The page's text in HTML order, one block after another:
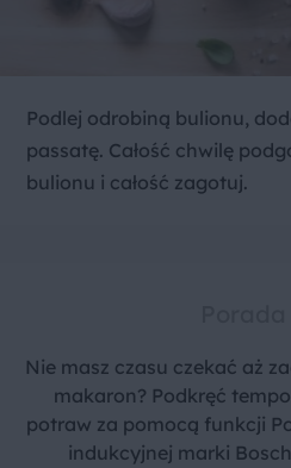
Podlej odrobiną bulionu,
passatę. Całość chwilę
bulionu i całość zagotuj.
Nie masz czasu czekać aż
makaron? Podkręć
potraw za pomocą funkcji
indukcyjnej marki